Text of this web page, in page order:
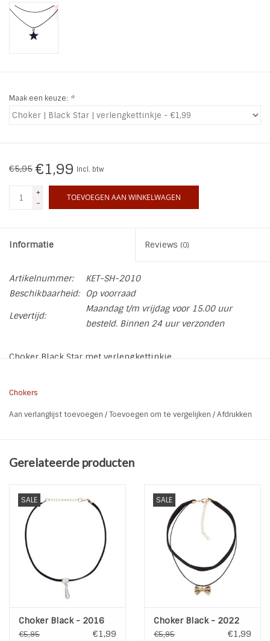
Ohlala Jewels
INSPIRATIE
Maak een keuze: *
€5,95 €1,99 Incl. btw
+
-
TOEVOEGEN AAN WINKELWAGEN
Informatie Reviews (0)
Artikelnummer:
KET-SH-2010
Beschikbaarheid:
Op voorraad
Levertijd:
Maandag t/m vrijdag voor 15.00 uur
besteld. Binnen 24 uur verzonden
Choker Black Star met verlengkettinkje
Chokers
Aan verlanglijst toevoegen /Toevoegen om te vergelijken /Afdrukken
Gerelateerde producten
SALE
Choker Black - 2016
€5,95 €1,99
SALE
Choker Black - 2022
€5,95 €1,99